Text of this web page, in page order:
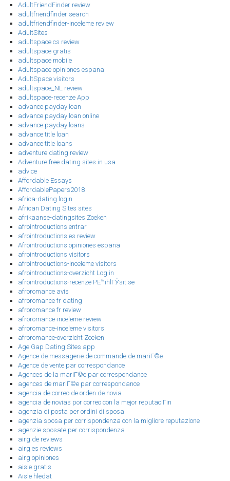
AdultFriendFinder review
adultfriendfinder search
adultfriendfinder-inceleme review
AdultSites
adultspace cs review
adultspace gratis
adultspace mobile
Adultspace opiniones espana
AdultSpace visitors
adultspace_NL review
adultspace-recenze App
advance payday loan
advance payday loan online
advance payday loans
advance title loan
advance title loans
adventure dating review
Adventure free dating sites in usa
advice
Affordable Essays
AffordablePapers2018
africa-dating login
African Dating Sites sites
afrikaanse-datingsites Zoeken
afrointroductions entrar
afrointroductions es review
Afrointroductions opiniones espana
afrointroductions visitors
afrointroductions-inceleme visitors
afrointroductions-overzicht Log in
afrointroductions-recenze PЕ™ihlГЎsit se
afroromance avis
afroromance fr dating
afroromance fr review
afroromance-inceleme review
afroromance-inceleme visitors
afroromance-overzicht Zoeken
Age Gap Dating Sites app
Agence de messagerie de commande de mariГ©e
Agence de vente par correspondance
Agences de la mariГ©e par correspondance
agences de mariГ©e par correspondance
agencia de correo de orden de novia
agencia de novias por correo con la mejor reputaciГіn
agenzia di posta per ordini di sposa
agenzia sposa per corrispondenza con la migliore reputazione
agenzie sposate per corrispondenza
airg de reviews
airg es reviews
airg opiniones
aisle gratis
Aisle hledat